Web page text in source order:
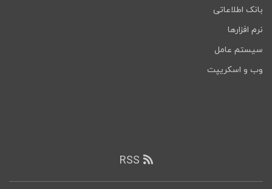
بانک اطلاعاتی
نرم افزارها
سیستم عامل
وب و اسکریپت